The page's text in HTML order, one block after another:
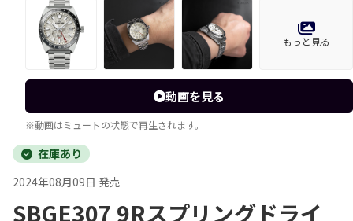
もっと見る
動画を見る
※動画はミュートの状態で再生されます。
在庫あり
2024年08月09日 発売
SBGE307 9Rスプリングドライ